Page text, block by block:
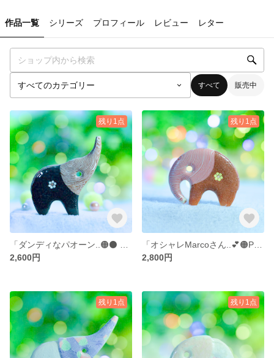
作品一覧 シリーズ プロフィール レビュー レター
すべて 販売中
残り1点
2,600円
残り1点
2,800円
残り1点 残り1点